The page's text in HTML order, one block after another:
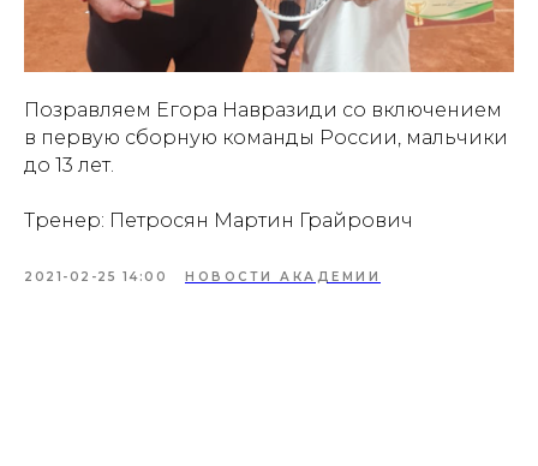
Позравляем Егора Навразиди со включением
в первую сборную команды России, мальчики
до 13 лет.
Тренер: Петросян Мартин Грайрович
2021-02-25 14:00 НОВОСТИ АКАДЕМИИ